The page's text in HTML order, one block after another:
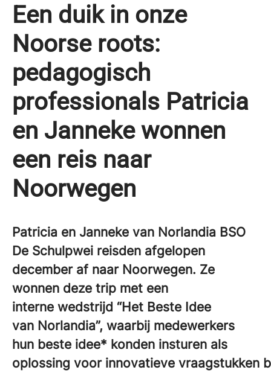
Een duik in onze
Noorse roots:
pedagogisch
professionals Patricia
en Janneke wonnen
een reis naar
Noorwegen
Patricia en Janneke van Norlandia BSO
De Schulpwei reisden afgelopen
december af naar Noorwegen. Ze
wonnen deze trip met een
interne wedstrijd “Het Beste Idee
van Norlandia”, waarbij medewerkers
hun beste idee* konden insturen als
oplossing voor innovatieve vraagstukken